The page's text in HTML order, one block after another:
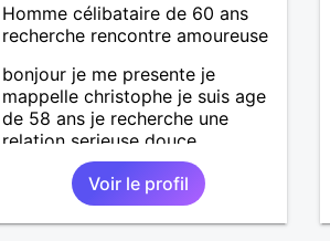
Homme célibataire de 60 ans
recherche rencontre amoureuse
bonjour je me presente je
mappelle christophe je suis age
de 58 ans je recherche une
relation serieuse douce
attentionné et honnête je n'aime
pas les mensonges et les
cachotteries je suis un homme
sensible doux câlin et franc. PS
Voir le profil